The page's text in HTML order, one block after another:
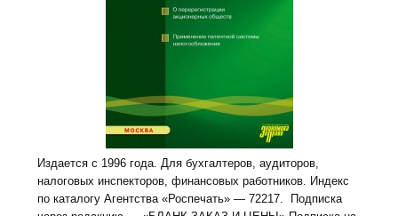
Издается с 1996 года. Для бухгалтеров, аудиторов,
налоговых инспекторов, финансовых работников. Индекс
по каталогу Агентства «Роспечать» — 72217. Подписка